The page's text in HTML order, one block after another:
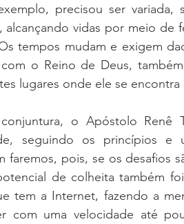
precisou ser variada,
vidas por meio de
tempos mudam e exigem
o Reino de Deus,
lugares onde ele se encontra
o Apóstolo Renê
seguindo os princípios e
pois, se os desafios
de colheita também
tem a Internet, fazendo a
com uma velocidade até